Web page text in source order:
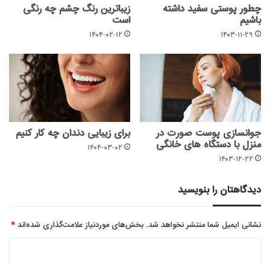
چطور پوستی سفید داشته
باشیم
۱۴۰۳-۱۱-۲۹
زیباترین رنگ چشم چه رنگی
است
۱۴۰۴-۰۲-۱۲
جوانسازی پوست صورت در
منزل با دستگاه های خانگی
۱۴۰۳-۱۲-۲۲
برای زیبایی دندان چه کار کنیم
۱۴۰۴-۰۳-۰۲
دیدگاهتان را بنویسید
نشانی ایمیل شما منتشر نخواهد شد. بخش‌های موردنیاز علامت‌گذاری شده‌اند*